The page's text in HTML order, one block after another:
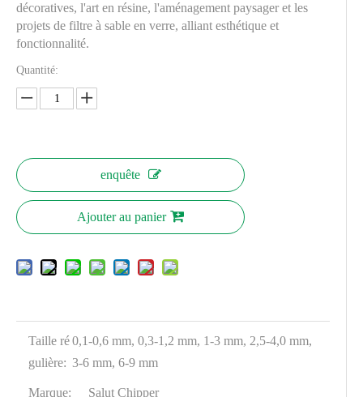
décoratives, l'art en résine, l'aménagement paysager et les
projets de filtre à sable en verre, alliant esthétique et
fonctionnalité.
Quantité:
enquête
Ajouter au panier
Taille ré
gulière:
0,1-0,6 mm, 0,3-1,2 mm, 1-3 mm, 2,5-4,0 mm,
3-6 mm, 6-9 mm
Marque: Salut Chipper